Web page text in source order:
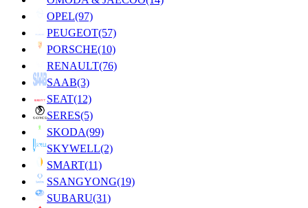
OPEL(97)
PEUGEOT(57)
PORSCHE(10)
RENAULT(76)
SAAB(3)
SEAT(12)
SERES(5)
SKODA(99)
SKYWELL(2)
SMART(11)
SSANGYONG(19)
SUBARU(31)